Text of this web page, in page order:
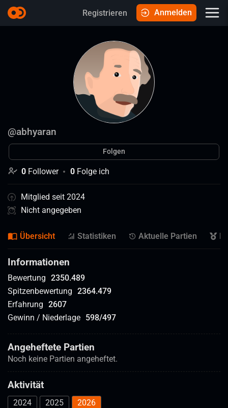
Registrieren Anmelden
@abhyaran
Folgen
0 Follower 0 Folge ich
Mitglied seit 2024
Nicht angegeben
Übersicht Statistiken Aktuelle Partien
Informationen
Bewertung 2350.489
Spitzenbewertung 2364.479
Erfahrung 2607
Gewinn / Niederlage 598/497
Angeheftete Partien
Noch keine Partien angeheftet.
Aktivität
2024 2025 2026